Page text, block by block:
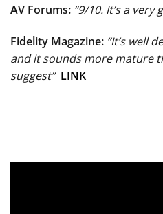
AV Forums: “9/10. It’s a
Fidelity Magazine: “It’s well
and it sounds more mature
suggest” LINK